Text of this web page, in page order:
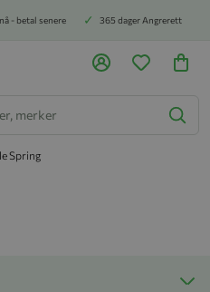
- betal senere 365 dager Angrerett
Spring